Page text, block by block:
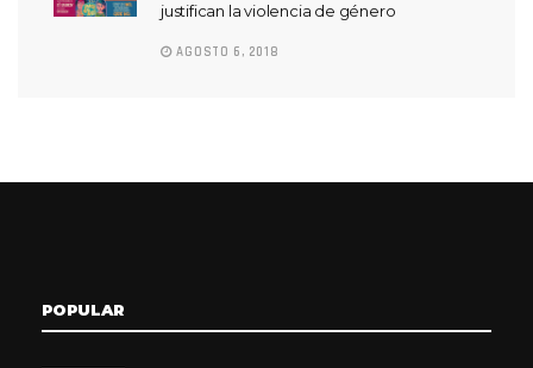
justifican la violencia de género
AGOSTO 6, 2018
POPULAR